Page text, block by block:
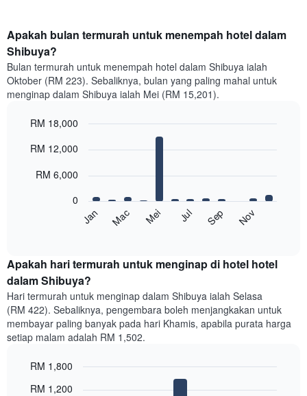
Apakah bulan termurah untuk menempah hotel dalam
Shibuya?
Bulan termurah untuk menempah hotel dalam Shibuya ialah
Oktober (RM 223). Sebaliknya, bulan yang paling mahal untuk
menginap dalam Shibuya ialah Mei (RM 15,201).
chart
bars.
purata
bilik
setiap
bulan
Carta
mempunyai
1
memaparkan
graphic.
Jan Mac Mei Jul Sep Nov
0
RM 6,000
RM 12,000
RM 18,000
Apakah hari termurah untuk menginap di hotel hotel
dalam Shibuya?
Hari termurah untuk menginap dalam Shibuya ialah Selasa
(RM 422). Sebaliknya, pengembara boleh menjangkakan untuk
membayar paling banyak pada hari Khamis, apabila purata harga
setiap malam adalah RM 1,502.
chart
graphic.
RM 1,200
RM 1,800